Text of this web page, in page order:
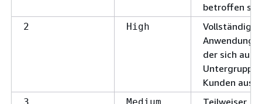
betroffen
2 High
Vollständiger
der sich auf
Untergruppe
Kunden
3 Medium
Teilweiser